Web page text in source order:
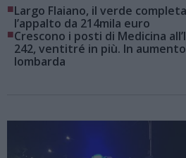
■Largo Flaiano, il verde
l’appalto da 214mila euro
■Crescono i posti di Medicina
242, ventitré in più. In
lombarda